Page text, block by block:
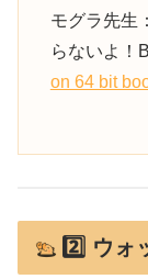
モグラ先生：
らないよ！
on 64 bit
2️⃣ ウォ